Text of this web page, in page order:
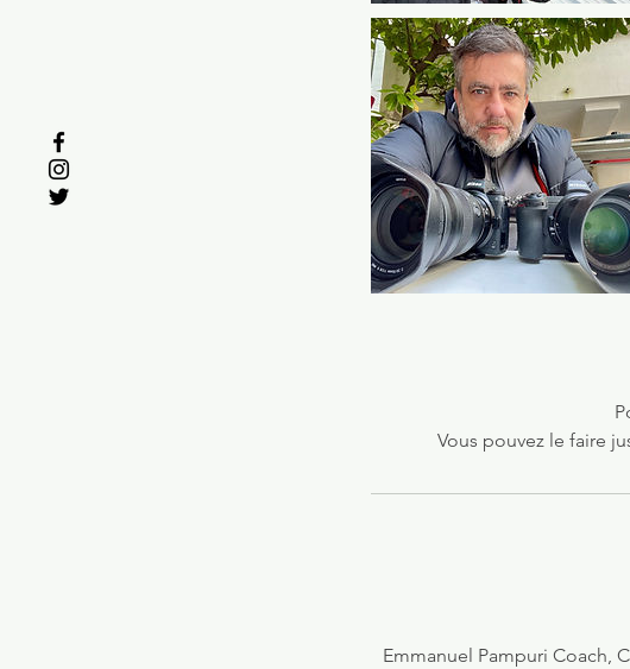
Vous pouvez le faire
Emmanuel Pampuri Coach,